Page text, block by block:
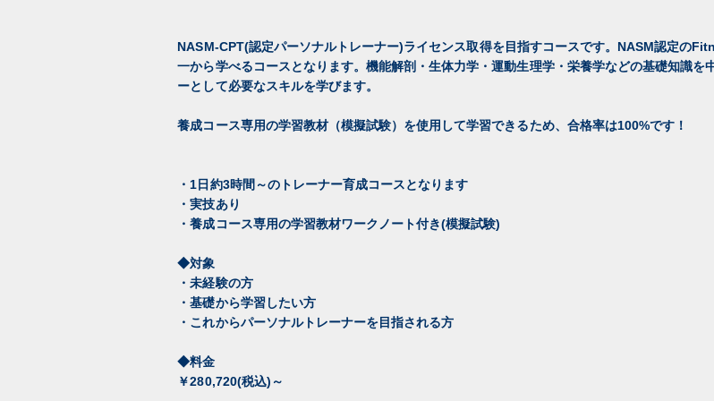
NASM-CPT(認定パーソナルトレーナー)ライセンス取得を目指すコースです。NASM認定の
一から学べるコースとなります。機能解剖・生体力学・運動生理学・栄養学などの基礎知識
ーとして必要なスキルを学びます。
養成コース専用の学習教材（模擬試験）を使用して学習できるため、合格率は100%です！
・1日約3時間～のトレーナー育成コースとなります
・実技あり
・養成コース専用の学習教材ワークノート付き(模擬試験)
◆対象
・未経験の方
・基礎から学習したい方
・これからパーソナルトレーナーを目指される方
◆料金
￥280,720(税込)～